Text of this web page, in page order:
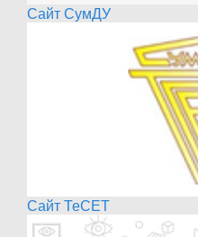
Сайт СумДУ
Сайт ТеСЕТ